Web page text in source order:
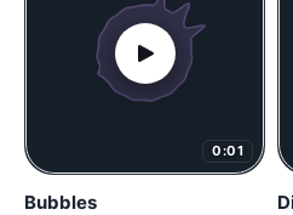
0:01
Bubbles